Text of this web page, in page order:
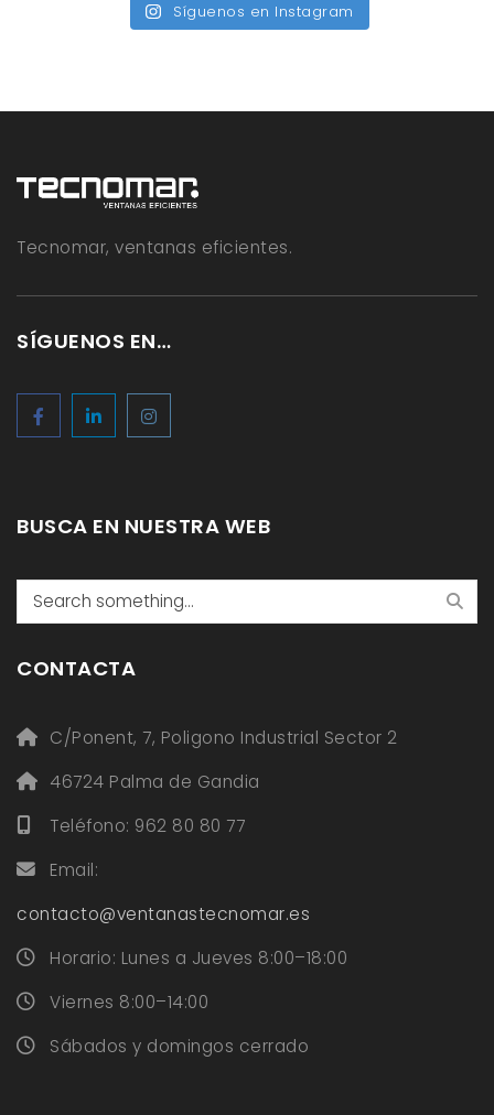
Síguenos en Instagram
Tecnomar, ventanas eficientes.
SÍGUENOS EN…
BUSCA EN NUESTRA WEB
Search
CONTACTA
C/Ponent, 7, Poligono Industrial Sector 2
46724 Palma de Gandia
Teléfono: 962 80 80 77
Email:
contacto@ventanastecnomar.es
Horario: Lunes a Jueves 8:00–18:00
Viernes 8:00–14:00
Sábados y domingos cerrado